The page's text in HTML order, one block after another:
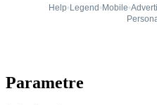
Parametre